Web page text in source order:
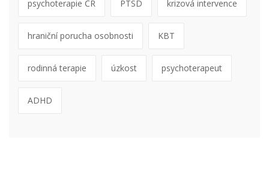
psychoterapie ČR PTSD krizová intervence
hraniční porucha osobnosti KBT
rodinná terapie úzkost psychoterapeut
ADHD